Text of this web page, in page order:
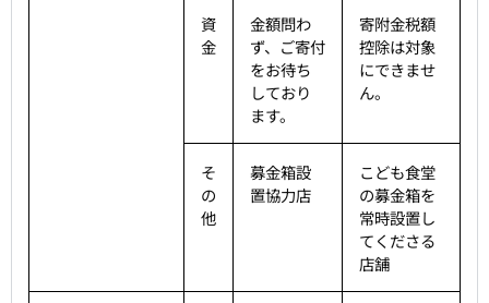
資
金
金額問わ
ず、ご寄付
をお待ち
しており
ます。
寄附金税額
控除は対象
にできませ
ん。
そ
の
他
募金箱設
置協力店
こども食堂
の募金箱を
常時設置し
てくださる
店舗